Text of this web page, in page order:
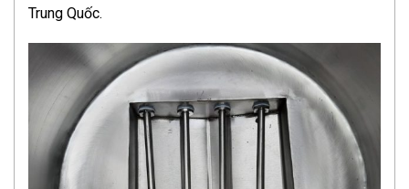
Trung Quốc.